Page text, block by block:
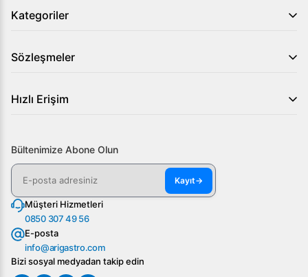
Kategoriler
Sözleşmeler
Hızlı Erişim
Bültenimize Abone Olun
Kayıt→
Müşteri Hizmetleri
0850 307 49 56
E-posta
info@arigastro.com
Bizi sosyal medyadan takip edin